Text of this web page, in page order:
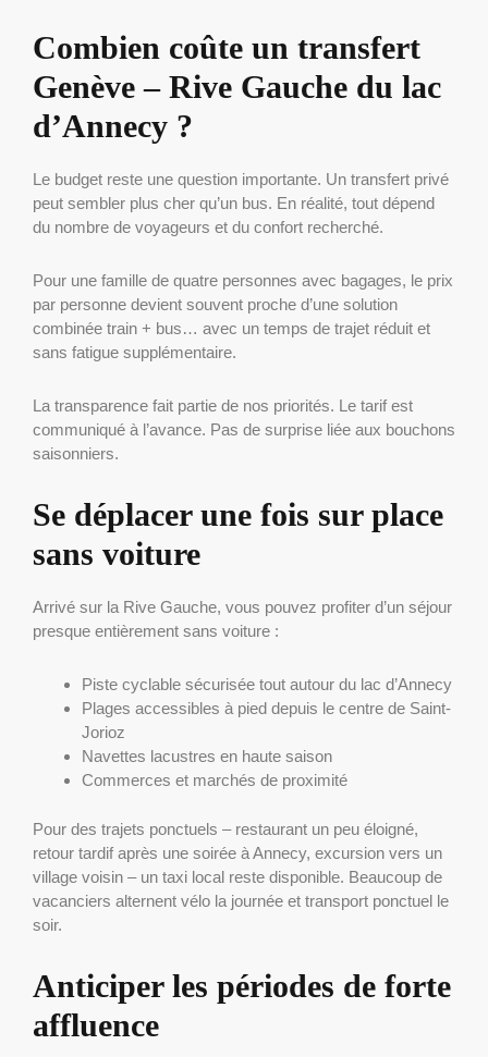
Combien coûte un transfert
Genève – Rive Gauche du lac
d’Annecy ?
Le budget reste une question importante. Un transfert privé
peut sembler plus cher qu’un bus. En réalité, tout dépend
du nombre de voyageurs et du confort recherché.
Pour une famille de quatre personnes avec bagages, le prix
par personne devient souvent proche d’une solution
combinée train + bus… avec un temps de trajet réduit et
sans fatigue supplémentaire.
La transparence fait partie de nos priorités. Le tarif est
communiqué à l’avance. Pas de surprise liée aux bouchons
saisonniers.
Se déplacer une fois sur place
sans voiture
Arrivé sur la Rive Gauche, vous pouvez profiter d’un séjour
presque entièrement sans voiture :
Piste cyclable sécurisée tout autour du lac d’Annecy
Plages accessibles à pied depuis le centre de Saint-
Jorioz
Navettes lacustres en haute saison
Commerces et marchés de proximité
Pour des trajets ponctuels – restaurant un peu éloigné,
retour tardif après une soirée à Annecy, excursion vers un
village voisin – un taxi local reste disponible. Beaucoup de
vacanciers alternent vélo la journée et transport ponctuel le
soir.
Anticiper les périodes de forte
affluence